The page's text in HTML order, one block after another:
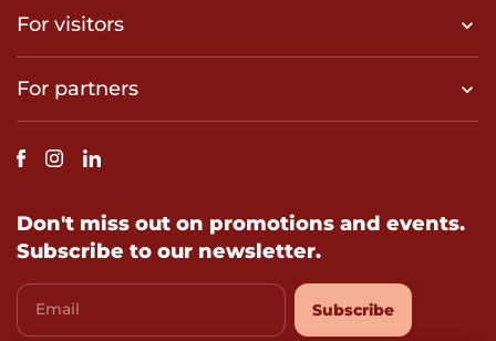
For visitors
For partners
Don't miss out on promotions and events.
Subscribe to our newsletter.
Email Subscribe